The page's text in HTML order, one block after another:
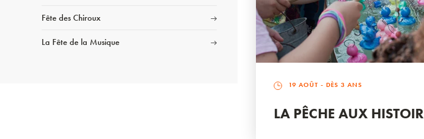
Fête des Chiroux
La Fête de la Musique
19 AOÛT - DÈS 3 ANS
LA PÊCHE AUX